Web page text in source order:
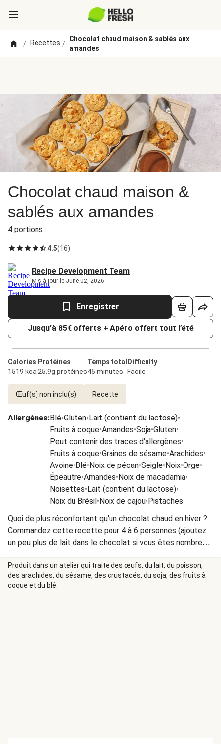
/ Recettes /
Chocolat chaud maison & sablés aux
amandes
Chocolat chaud maison &
sablés aux amandes
4 portions
4.5(16)
Recipe Development Team
Mis à jour le June 02, 2026
Enregistrer
Jusqu'à 85€ offerts + Apéro offert tout l’été
Calories
1519 kcal
Protéines
25.9g protéines
Temps total
45 minutes
Difficulty
Facile
Œuf(s) non inclu(s) Recette
Allergènes:Blé•Gluten•Lait (contient du lactose)•
Fruits à coque•Amandes•Soja•Gluten•
Peut contenir des traces d'allergènes•
Fruits à coque•Graines de sésame•Arachides•
Avoine•Blé•Noix de pécan•Seigle•Noix•Orge•
Épeautre•Amandes•Noix de macadamia•
Noisettes•Lait (contient du lactose)•
Noix du Brésil•Noix de cajou•Pistaches
Quoi de plus réconfortant qu'un chocolat chaud en hiver ?
Commandez cette recette pour 4 à 6 personnes (ajoutez
un peu plus de lait dans le chocolat si vous êtes nombreux)
à partager en famille ou entre amis. Réalisez à côté de
croustillants sablés aux amandes à tremper dans votre
chocolat chaud maison et passez un délicieux moment !
Produit dans un atelier qui traite des œufs, du lait, du poisson,
des arachides, du sésame, des crustacés, du soja, des fruits à
coque et du blé.